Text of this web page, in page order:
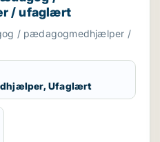
/ ufaglært
/ pædagogmedhjælper /
Ufaglært